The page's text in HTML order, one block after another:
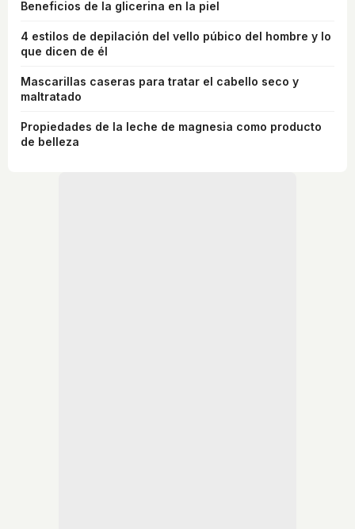
Beneficios de la glicerina en la piel
4 estilos de depilación del vello púbico del hombre y lo
que dicen de él
Mascarillas caseras para tratar el cabello seco y
maltratado
Propiedades de la leche de magnesia como producto
de belleza